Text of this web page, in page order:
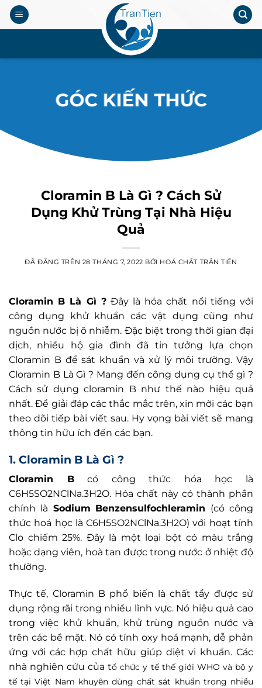
Chuyển
đến
.
GÓC KIẾN THỨC
Cloramin B Là Gì ? Cách Sử
Dụng Khử Trùng Tại Nhà Hiệu
Quả
ĐÃ ĐĂNG TRÊN 28 THÁNG 7, 2022 BỞI HOÁ CHẤT TRẦN TIẾN
Cloramin B Là Gì ?Đây là hóa chất nổi tiếng với
công dụng khử khuẩn các vật dụng cũng như
nguồn nước bị ô nhiễm. Đặc biệt trong thời gian đại
dịch, nhiều hộ gia đình đã tin tưởng lựa chọn
Cloramin B để sát khuẩn và xử lý môi trường. Vậy
Cloramin B Là Gì ? Mang đến công dụng cụ thể gì ?
Cách sử dụng cloramin B như thế nào hiệu quả
nhất. Để giải đáp các thắc mắc trên, xin mời các bạn
theo dõi tiếp bài viết sau. Hy vọng bài viết sẽ mang
thông tin hữu ích đến các bạn.
1. Cloramin B Là Gì ?
Cloramin Bcó công thức hóa học là
C6H5SO2NClNa.3H2O. Hóa chất này có thành phần
chính là Sodium Benzensulfochleramin (có công
thức hoá học là C6H5SO2NClNa.3H2O) với hoạt tính
Clo chiếm 25%. Đây là một loại bột có màu trắng
hoặc dạng viên, hoà tan được trong nước ở nhiệt độ
thường.
Thực tế, Cloramin B phổ biến là chất tẩy được sử
dụng rộng rãi trong nhiều lĩnh vực. Nó hiệu quả cao
trong việc khử khuẩn, khử trùng nguồn nước và
trên các bề mặt. Nó có tính oxy hoá mạnh, dễ phản
ứng với các hợp chất hữu giúp diệt vi khuẩn. Các
nhà nghiên cứu của tổ chức y tế thế giới WHO và bộ y
tế tại Việt Nam khuyên dùng chất sát khuẩn trong nhiều